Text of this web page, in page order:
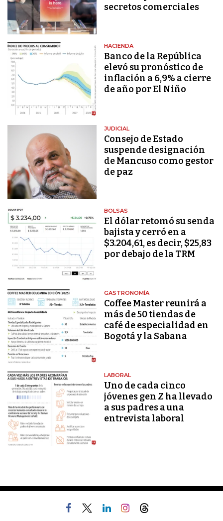
secretos comerciales
HACIENDA
Banco de la República
elevó su pronóstico de
inflación a 6,9% a cierre
de año por El Niño
JUDICIAL
Consejo de Estado
suspende designación
de Mancuso como gestor
de paz
BOLSAS
El dólar retomó su senda
bajista y cerró en a
$3.204,61, es decir, $25,83
por debajo de la TRM
GASTRONOMÍA
Coffee Master reunirá a
más de 50 tiendas de
café de especialidad en
Bogotá y la Sabana
LABORAL
Uno de cada cinco
jóvenes gen Z ha llevado
a sus padres a una
entrevista laboral